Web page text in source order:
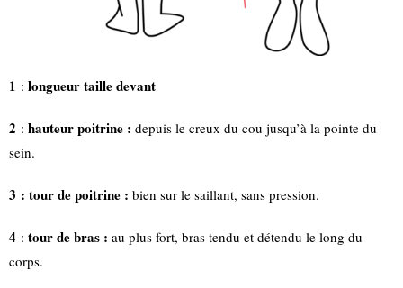
1 : longueur taille devant
2 : hauteur poitrine : depuis le creux du cou jusqu’à la pointe du
sein.
3 : tour de poitrine : bien sur le saillant, sans pression.
4 : tour de bras : au plus fort, bras tendu et détendu le long du
corps.